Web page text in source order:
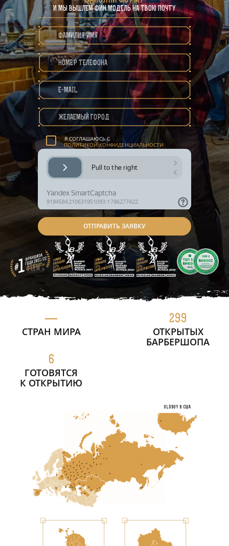
И МЫ ВЫШЛЕМ ФИН.МОДЕЛЬ НА ТВОЮ ПОЧТУ
ПОЛИТИКА КОНФИДЕНЦИАЛЬНОСТИ
Я СОГЛАШАЮСЬ С
ПОЛИТИКОЙ КОНФИДЕНЦИАЛЬНОСТИ
—
СТРАН МИРА
299
ОТКРЫТЫХ
БАРБЕРШОПА
6
ГОТОВЯТСЯ
К ОТКРЫТИЮ
OLDBOY в США